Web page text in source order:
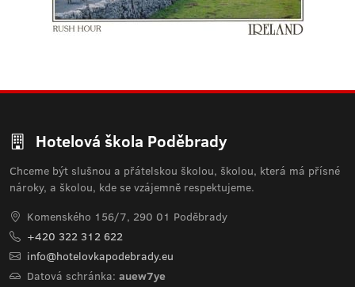
Hotelová škola Poděbrady
Chceme být slušnou a přátelskou školou, školou, která má přísné
nároky, a školou, kde se vzájemně respektujeme.
Komenského 156/7, 290 01 Poděbrady
+420 322 312 622
info@hotelovkapodebrady.eu
Datová schránka: auew7ye